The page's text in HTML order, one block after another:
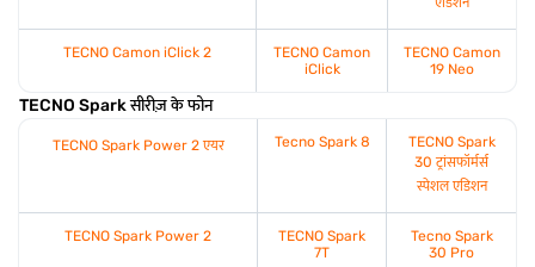
TECNO Camon iClick 2
TECNO Camon
iClick
TECNO Camon
19 Neo
TECNO Spark सीरीज़ के फोन
TECNO Spark Power 2 एयर Tecno Spark 8
TECNO Spark
30 ट्रांसफॉर्मर्स
स्पेशल एडिशन
TECNO Spark Power 2
TECNO Spark
7T
Tecno Spark
30 Pro